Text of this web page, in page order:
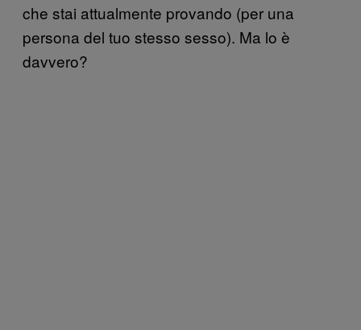
che stai attualmente provando (per una
persona del tuo stesso sesso). Ma lo è
davvero?